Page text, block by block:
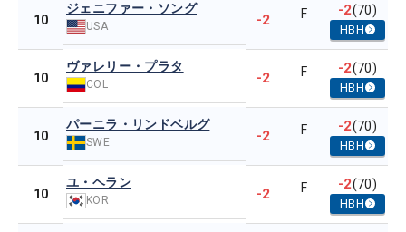
10
ジェニファー・ソング
USA -2 F -2(70)
HBH
10
ヴァレリー・プラタ
COL -2 F -2(70)
HBH
10
パーニラ・リンドベルグ
SWE -2 F -2(70)
HBH
10
ユ・ヘラン
KOR -2 F -2(70)
HBH